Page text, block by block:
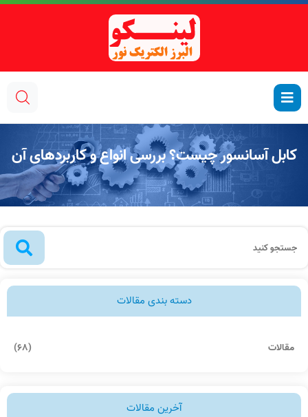
کابل آسانسور چیست؟ بررسی انواع و کاربردهای آن
دسته بندی مقالات
مقالات (68)
آخرین مقالات